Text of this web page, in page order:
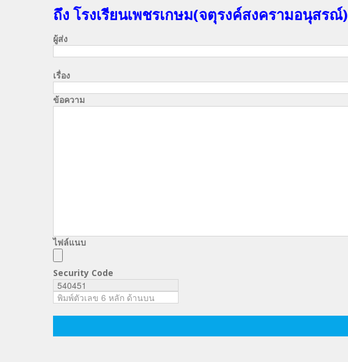
ถึง โรงเรียนเพชรเกษม(จตุรงค์สงครามอนุสรณ์)
ผู้ส่ง
เรื่อง
ข้อความ
ไฟล์แนบ
Security Code